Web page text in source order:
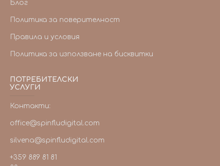
Блог
Политика за поверителност
Правила и условия
Политика за използване на бисквитки
ПОТРЕБИТЕЛСКИ
УСЛУГИ
Контакти:
office@spinfludigital.com
silvena@spinfludigital.com
+359 889 81 81